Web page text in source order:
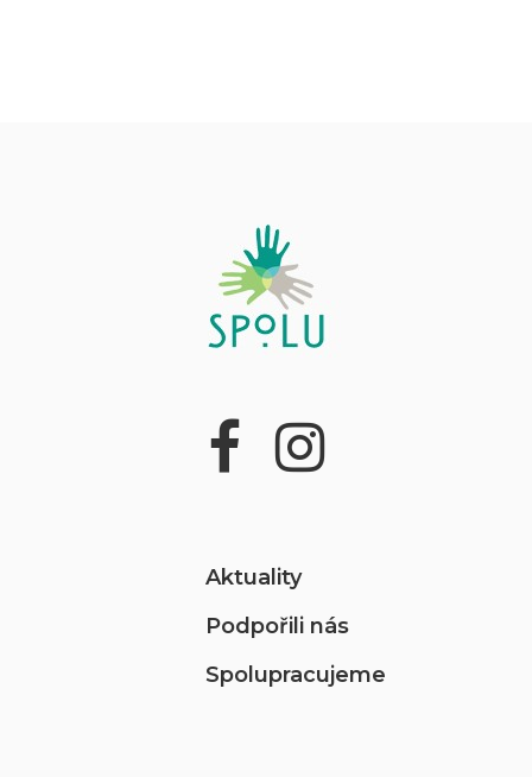
Aktuality
Podpořili nás
Spolupracujeme